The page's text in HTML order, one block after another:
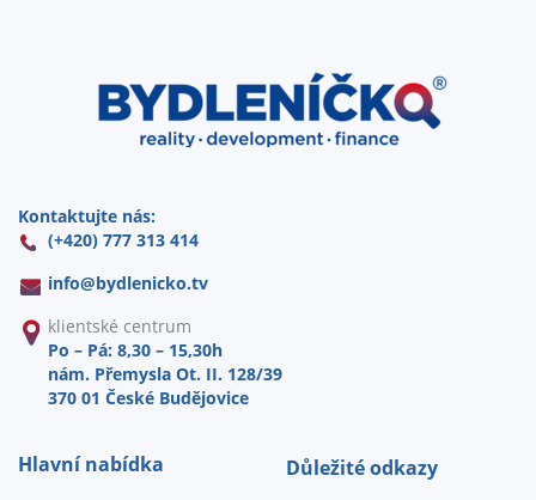
Kontaktujte nás:
(+420) 777 313 414
info@bydlenicko.tv
klientské centrum
Po – Pá: 8,30 – 15,30h
nám. Přemysla Ot. II. 128/39
370 01 České Budějovice
Hlavní nabídka Důležité odkazy